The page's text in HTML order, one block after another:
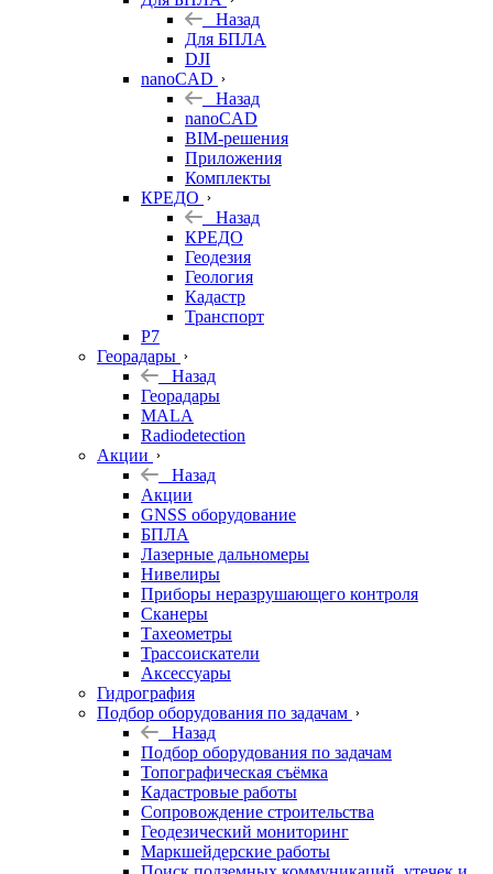
Назад
Для БПЛА
DJI
nanoCAD
Назад
nanoCAD
BIM-решения
Приложения
Комплекты
КРЕДО
Назад
КРЕДО
Геодезия
Геология
Кадастр
Транспорт
Р7
Георадары
Назад
Георадары
MALA
Radiodetection
Акции
Назад
Акции
GNSS оборудование
БПЛА
Лазерные дальномеры
Нивелиры
Приборы неразрушающего контроля
Сканеры
Тахеометры
Трассоискатели
Аксессуары
Гидрография
Подбор оборудования по задачам
Назад
Подбор оборудования по задачам
Топографическая съёмка
Кадастровые работы
Сопровождение строительства
Геодезический мониторинг
Маркшейдерские работы